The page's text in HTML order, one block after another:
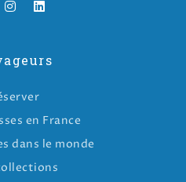
en France
dans le monde